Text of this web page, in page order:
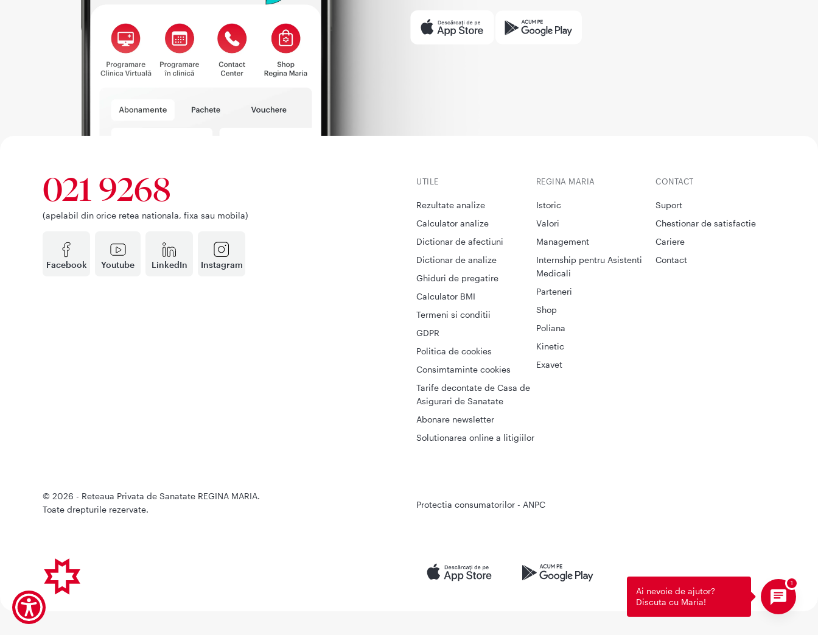
Facebook Youtube LinkedIn Instagram
021 9268
(apelabil din orice retea nationala, fixa sau mobila)
UTILE
Rezultate analize
Calculator analize
Dictionar de afectiuni
Dictionar de analize
Ghiduri de pregatire
Calculator BMI
Termeni si conditii
GDPR
Politica de cookies
Consimtaminte cookies
Tarife decontate de Casa de
Asigurari de Sanatate
Abonare newsletter
Solutionarea online a litigiilor
CONTACT
Suport
Chestionar de satisfactie
Cariere
Contact
REGINA MARIA
Istoric
Valori
Management
Internship pentru Asistenti
Medicali
Parteneri
Shop
Poliana
Kinetic
Exavet
Protectia consumatorilor - ANPC
© 2026 - Reteaua Privata de Sanatate REGINA MARIA.
Toate drepturile rezervate.
Ai nevoie de ajutor?
Discuta cu Maria!